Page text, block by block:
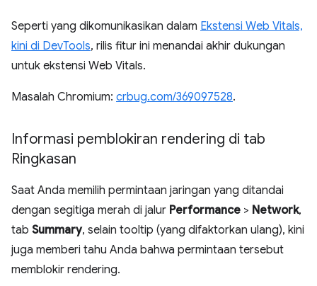
Seperti yang dikomunikasikan dalam Ekstensi Web Vitals,
kini di DevTools, rilis fitur ini menandai akhir dukungan
untuk ekstensi Web Vitals.
Masalah Chromium: crbug.com/369097528.
Informasi pemblokiran rendering di tab
Ringkasan
Saat Anda memilih permintaan jaringan yang ditandai
dengan segitiga merah di jalur Performance > Network,
tab Summary, selain tooltip (yang difaktorkan ulang), kini
juga memberi tahu Anda bahwa permintaan tersebut
memblokir rendering.